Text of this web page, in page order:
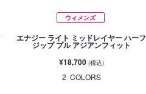
ウィメンズ
エナジー ライト ミッドレイヤー ハーフ
ジップ プル アジアンフィット
¥18,700 (税込)
2 COLORS